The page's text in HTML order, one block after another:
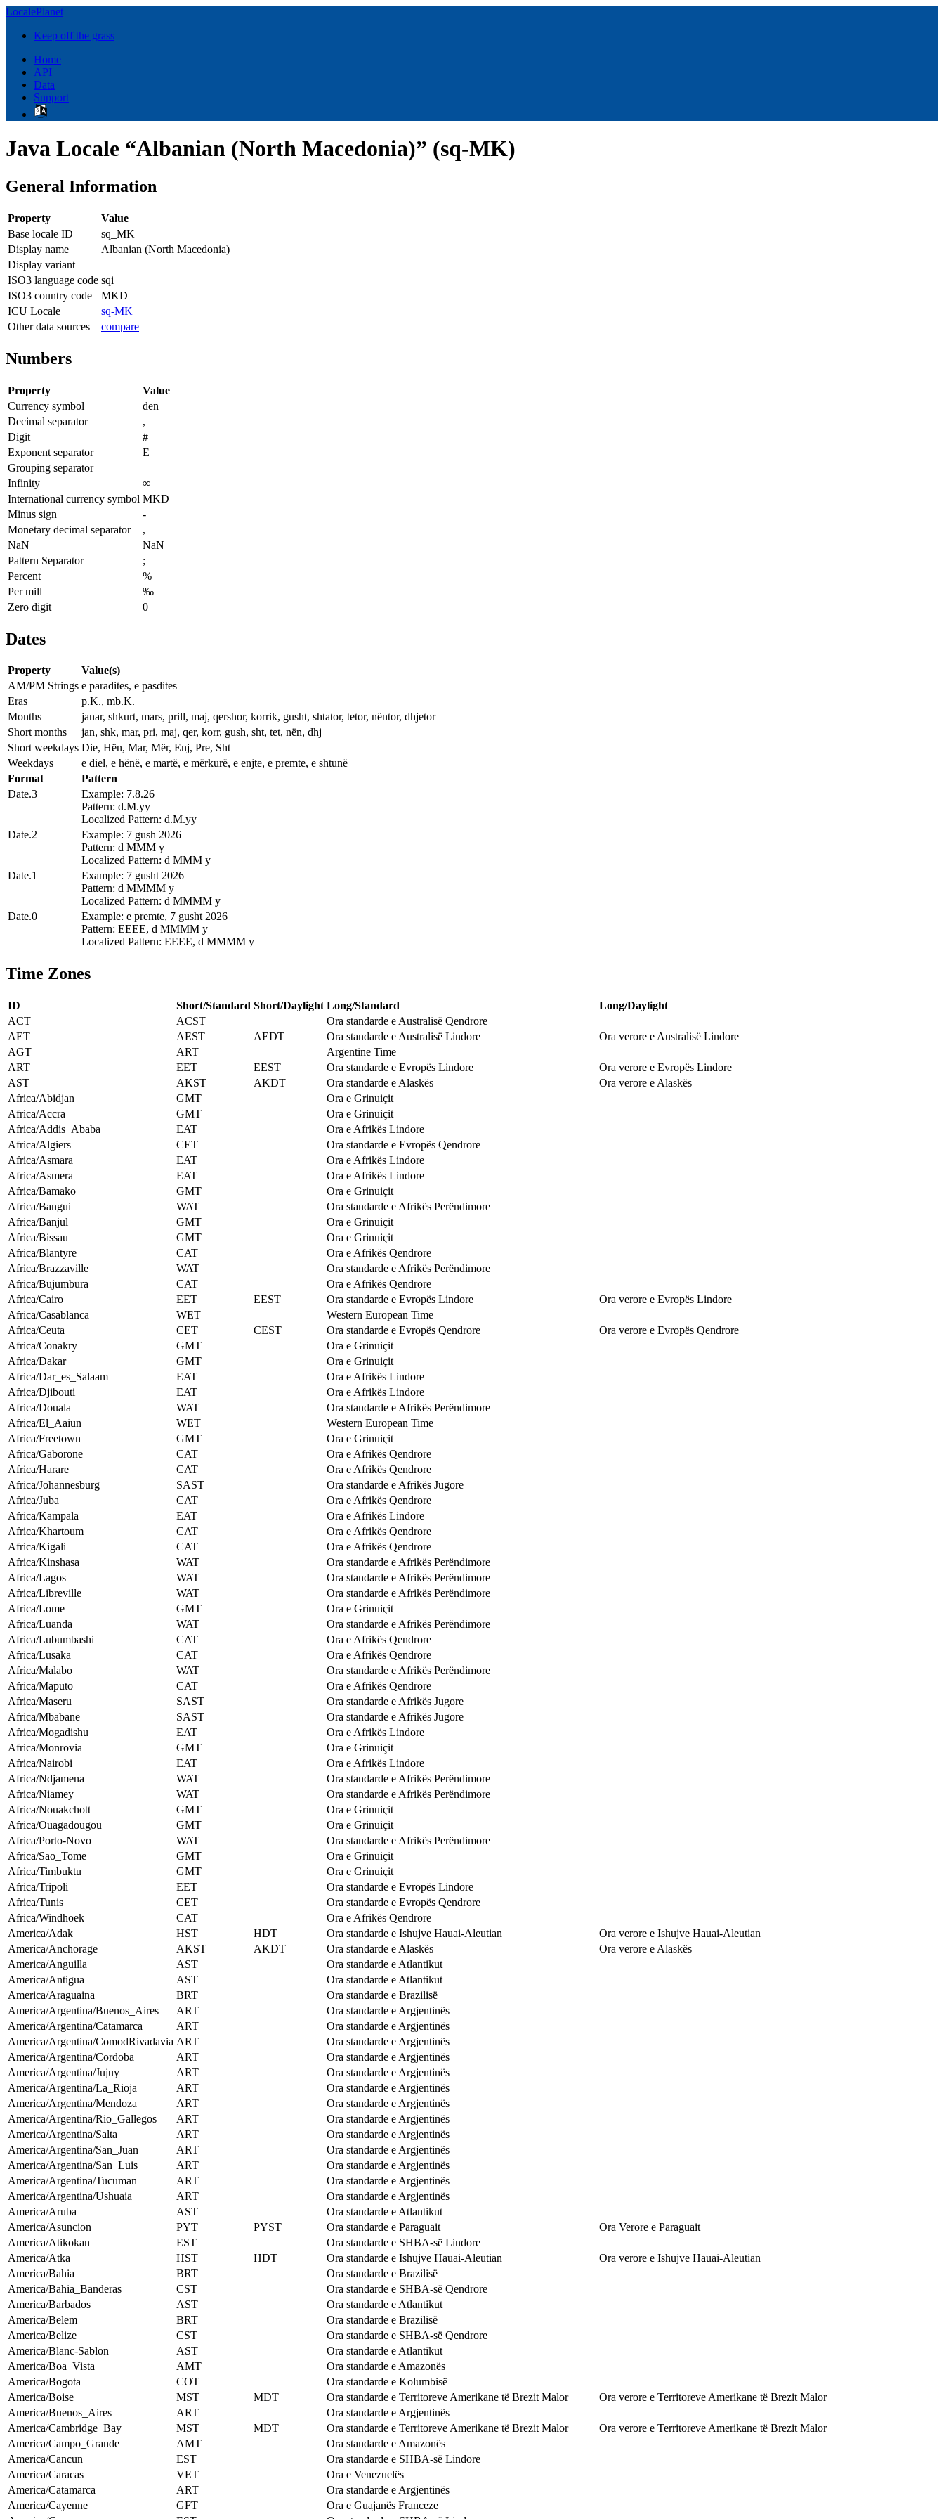
LocalePlanet
Keep off the grass
Home
API
Data
Support
Java Locale “Albanian (North Macedonia)” (sq-MK)
General Information
Property
Value
Base locale ID
sq_MK
Display name
Albanian (North Macedonia)
Display variant
ISO3 language code sqi
ISO3 country code
MKD
ICU Locale
sq-MK
Other data sources
compare
Numbers
Property
Value
Currency symbol
den
Decimal separator
,
Digit
#
Exponent separator
E
Grouping separator
Infinity
∞
International currency symbol MKD
Minus sign
-
Monetary decimal separator
,
NaN
NaN
Pattern Separator
;
Percent
%
Per mill
‰
Zero digit
0
Dates
Property
Value(s)
AM/PM Strings e paradites, e pasdites
Eras
p.K., mb.K.
Months
janar, shkurt, mars, prill, maj, qershor, korrik, gusht, shtator, tetor, nëntor, dhjetor
Short months
jan, shk, mar, pri, maj, qer, korr, gush, sht, tet, nën, dhj
Short weekdays Die, Hën, Mar, Mër, Enj, Pre, Sht
Weekdays
e diel, e hënë, e martë, e mërkurë, e enjte, e premte, e shtunë
Format
Pattern
Date.3
Example: 7.8.26
Pattern: d.M.yy
Localized Pattern: d.M.yy
Date.2
Example: 7 gush 2026
Pattern: d MMM y
Localized Pattern: d MMM y
Date.1
Example: 7 gusht 2026
Pattern: d MMMM y
Localized Pattern: d MMMM y
Date.0
Example: e premte, 7 gusht 2026
Pattern: EEEE, d MMMM y
Localized Pattern: EEEE, d MMMM y
Time Zones
ID Short/Standard Short/Daylight Long/Standard
Long/Daylight
ACT
ACST
Ora standarde e Australisë Qendrore
AET
AEST AEDT Ora standarde e Australisë Lindore
Ora verore e Australisë Lindore
AGT
ART
Argentine Time
ART
EET EEST Ora standarde e Evropës Lindore
Ora verore e Evropës Lindore
AST
AKST AKDT Ora standarde e Alaskës
Ora verore e Alaskës
Africa/Abidjan
GMT
Ora e Grinuiçit
Africa/Accra
GMT
Ora e Grinuiçit
Africa/Addis_Ababa
EAT
Ora e Afrikës Lindore
Africa/Algiers
CET
Ora standarde e Evropës Qendrore
Africa/Asmara
EAT
Ora e Afrikës Lindore
Africa/Asmera
EAT
Ora e Afrikës Lindore
Africa/Bamako
GMT
Ora e Grinuiçit
Africa/Bangui
WAT
Ora standarde e Afrikës Perëndimore
Africa/Banjul
GMT
Ora e Grinuiçit
Africa/Bissau
GMT
Ora e Grinuiçit
Africa/Blantyre
CAT
Ora e Afrikës Qendrore
Africa/Brazzaville
WAT
Ora standarde e Afrikës Perëndimore
Africa/Bujumbura
CAT
Ora e Afrikës Qendrore
Africa/Cairo
EET EEST Ora standarde e Evropës Lindore
Ora verore e Evropës Lindore
Africa/Casablanca
WET
Western European Time
Africa/Ceuta
CET CEST Ora standarde e Evropës Qendrore
Ora verore e Evropës Qendrore
Africa/Conakry
GMT
Ora e Grinuiçit
Africa/Dakar
GMT
Ora e Grinuiçit
Africa/Dar_es_Salaam
EAT
Ora e Afrikës Lindore
Africa/Djibouti
EAT
Ora e Afrikës Lindore
Africa/Douala
WAT
Ora standarde e Afrikës Perëndimore
Africa/El_Aaiun
WET
Western European Time
Africa/Freetown
GMT
Ora e Grinuiçit
Africa/Gaborone
CAT
Ora e Afrikës Qendrore
Africa/Harare
CAT
Ora e Afrikës Qendrore
Africa/Johannesburg
SAST
Ora standarde e Afrikës Jugore
Africa/Juba
CAT
Ora e Afrikës Qendrore
Africa/Kampala
EAT
Ora e Afrikës Lindore
Africa/Khartoum
CAT
Ora e Afrikës Qendrore
Africa/Kigali
CAT
Ora e Afrikës Qendrore
Africa/Kinshasa
WAT
Ora standarde e Afrikës Perëndimore
Africa/Lagos
WAT
Ora standarde e Afrikës Perëndimore
Africa/Libreville
WAT
Ora standarde e Afrikës Perëndimore
Africa/Lome
GMT
Ora e Grinuiçit
Africa/Luanda
WAT
Ora standarde e Afrikës Perëndimore
Africa/Lubumbashi
CAT
Ora e Afrikës Qendrore
Africa/Lusaka
CAT
Ora e Afrikës Qendrore
Africa/Malabo
WAT
Ora standarde e Afrikës Perëndimore
Africa/Maputo
CAT
Ora e Afrikës Qendrore
Africa/Maseru
SAST
Ora standarde e Afrikës Jugore
Africa/Mbabane
SAST
Ora standarde e Afrikës Jugore
Africa/Mogadishu
EAT
Ora e Afrikës Lindore
Africa/Monrovia
GMT
Ora e Grinuiçit
Africa/Nairobi
EAT
Ora e Afrikës Lindore
Africa/Ndjamena
WAT
Ora standarde e Afrikës Perëndimore
Africa/Niamey
WAT
Ora standarde e Afrikës Perëndimore
Africa/Nouakchott
GMT
Ora e Grinuiçit
Africa/Ouagadougou
GMT
Ora e Grinuiçit
Africa/Porto-Novo
WAT
Ora standarde e Afrikës Perëndimore
Africa/Sao_Tome
GMT
Ora e Grinuiçit
Africa/Timbuktu
GMT
Ora e Grinuiçit
Africa/Tripoli
EET
Ora standarde e Evropës Lindore
Africa/Tunis
CET
Ora standarde e Evropës Qendrore
Africa/Windhoek
CAT
Ora e Afrikës Qendrore
America/Adak
HST HDT Ora standarde e Ishujve Hauai-Aleutian
Ora verore e Ishujve Hauai-Aleutian
America/Anchorage
AKST AKDT Ora standarde e Alaskës
Ora verore e Alaskës
America/Anguilla
AST
Ora standarde e Atlantikut
America/Antigua
AST
Ora standarde e Atlantikut
America/Araguaina
BRT
Ora standarde e Brazilisë
America/Argentina/Buenos_Aires
ART
Ora standarde e Argjentinës
America/Argentina/Catamarca
ART
Ora standarde e Argjentinës
America/Argentina/ComodRivadavia ART
Ora standarde e Argjentinës
America/Argentina/Cordoba
ART
Ora standarde e Argjentinës
America/Argentina/Jujuy
ART
Ora standarde e Argjentinës
America/Argentina/La_Rioja
ART
Ora standarde e Argjentinës
America/Argentina/Mendoza
ART
Ora standarde e Argjentinës
America/Argentina/Rio_Gallegos
ART
Ora standarde e Argjentinës
America/Argentina/Salta
ART
Ora standarde e Argjentinës
America/Argentina/San_Juan
ART
Ora standarde e Argjentinës
America/Argentina/San_Luis
ART
Ora standarde e Argjentinës
America/Argentina/Tucuman
ART
Ora standarde e Argjentinës
America/Argentina/Ushuaia
ART
Ora standarde e Argjentinës
America/Aruba
AST
Ora standarde e Atlantikut
America/Asuncion
PYT PYST Ora standarde e Paraguait
Ora Verore e Paraguait
America/Atikokan
EST
Ora standarde e SHBA-së Lindore
America/Atka
HST HDT Ora standarde e Ishujve Hauai-Aleutian
Ora verore e Ishujve Hauai-Aleutian
America/Bahia
BRT
Ora standarde e Brazilisë
America/Bahia_Banderas
CST
Ora standarde e SHBA-së Qendrore
America/Barbados
AST
Ora standarde e Atlantikut
America/Belem
BRT
Ora standarde e Brazilisë
America/Belize
CST
Ora standarde e SHBA-së Qendrore
America/Blanc-Sablon
AST
Ora standarde e Atlantikut
America/Boa_Vista
AMT
Ora standarde e Amazonës
America/Bogota
COT
Ora standarde e Kolumbisë
America/Boise
MST MDT Ora standarde e Territoreve Amerikane të Brezit Malor
Ora verore e Territoreve Amerikane të Brezit Malor
America/Buenos_Aires
ART
Ora standarde e Argjentinës
America/Cambridge_Bay
MST MDT Ora standarde e Territoreve Amerikane të Brezit Malor
Ora verore e Territoreve Amerikane të Brezit Malor
America/Campo_Grande
AMT
Ora standarde e Amazonës
America/Cancun
EST
Ora standarde e SHBA-së Lindore
America/Caracas
VET
Ora e Venezuelës
America/Catamarca
ART
Ora standarde e Argjentinës
America/Cayenne
GFT
Ora e Guajanës Franceze